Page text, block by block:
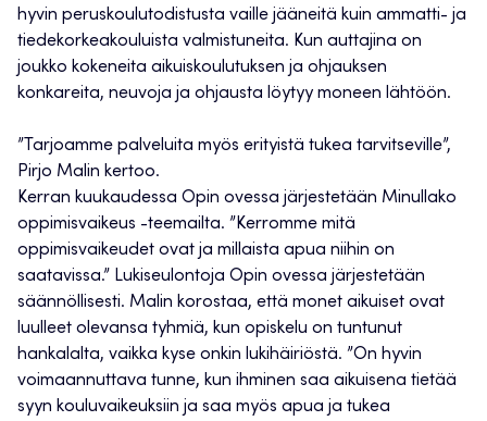
hyvin peruskoulutodistusta vaille jääneitä kuin ammatti- ja
tiedekorkeakouluista valmistuneita. Kun auttajina on
joukko kokeneita aikuiskoulutuksen ja ohjauksen
konkareita, neuvoja ja ohjausta löytyy moneen lähtöön.
”Tarjoamme palveluita myös erityistä tukea tarvitseville”,
Pirjo Malin kertoo.
Kerran kuukaudessa Opin ovessa järjestetään Minullako
oppimisvaikeus -teemailta. ”Kerromme mitä
oppimisvaikeudet ovat ja millaista apua niihin on
saatavissa.” Lukiseulontoja Opin ovessa järjestetään
säännöllisesti. Malin korostaa, että monet aikuiset ovat
luulleet olevansa tyhmiä, kun opiskelu on tuntunut
hankalalta, vaikka kyse onkin lukihäiriöstä. ”On hyvin
voimaannuttava tunne, kun ihminen saa aikuisena tietää
syyn kouluvaikeuksiin ja saa myös apua ja tukea